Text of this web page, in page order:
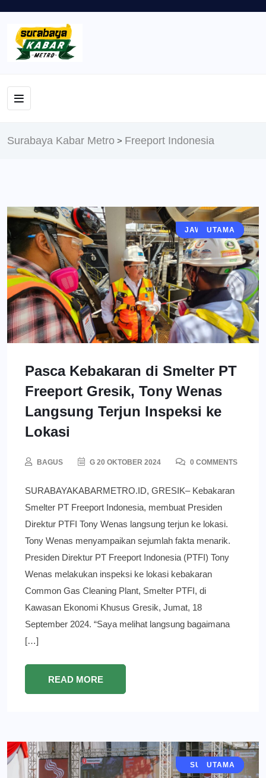
Surabaya Kabar Metro > Freeport Indonesia
BERITA
EKONOMI
GRESIK
JAWA TIMUR
UTAMA
Pasca Kebakaran di Smelter PT
Freeport Gresik, Tony Wenas
Langsung Terjun Inspeksi ke
Lokasi
BAGUS G 20 OKTOBER 2024 0 COMMENTS
SURABAYAKABARMETRO.ID, GRESIK– Kebakaran
Smelter PT Freeport Indonesia, membuat Presiden
Direktur PTFI Tony Wenas langsung terjun ke lokasi.
Tony Wenas menyampaikan sejumlah fakta menarik.
Presiden Direktur PT Freeport Indonesia (PTFI) Tony
Wenas melakukan inspeksi ke lokasi kebakaran
Common Gas Cleaning Plant, Smelter PTFI, di
Kawasan Ekonomi Khusus Gresik, Jumat, 18
September 2024. “Saya melihat langsung bagaimana
[…]
READ MORE
BERITA
EKONOMI
GRESIK
JAWA TIMUR
SURABAYA
UTAMA